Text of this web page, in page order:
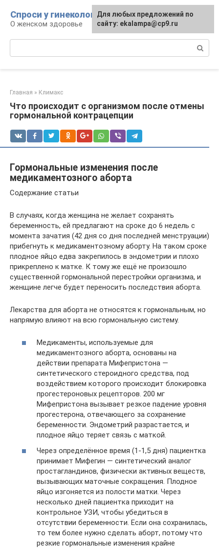
контенту
Спроси у гинеколога
О женском здоровье
Главная » Климакс
Что происходит с организмом после отмены
гормональной контрацепции
Гормональные изменения после
медикаментозного аборта
Содержание статьи
В случаях, когда женщина не желает сохранять
беременность, ей предлагают на сроке до 6 недель с
момента зачатия (42 дня со дня последней менструации)
прибегнуть к медикаментозному аборту. На таком сроке
плодное яйцо едва закрепилось в эндометрии и плохо
прикреплено к матке. К тому же ещё не произошло
существенной гормональной перестройки организма, и
женщине легче будет переносить последствия аборта.
Лекарства для аборта не относятся к гормональным, но
напрямую влияют на всю гормональную систему.
Медикаменты, используемые для
медикаментозного аборта, основаны на
действии препарата Мифепристона —
синтетического стероидного средства, под
воздействием которого происходит блокировка
прогестероновых рецепторов. 200 мг
Мифепристона вызывает резкое падение уровня
прогестерона, отвечающего за сохранение
беременности. Эндометрий разрастается, и
плодное яйцо теряет связь с маткой.
Через определённое время (1-1,5 дня) пациентка
принимает Мифегин — синтетический аналог
простагландинов, физически активных веществ,
вызывающих маточные сокращения. Плодное
яйцо изгоняется из полости матки. Через
несколько дней пациентка приходит на
контрольное УЗИ, чтобы убедиться в
отсутствии беременности. Если она сохранилась,
то тем более нужно сделать аборт, потому что
резкие гормональные изменения крайне
Для любых предложений по
сайту: ekalampa@cp9.ru